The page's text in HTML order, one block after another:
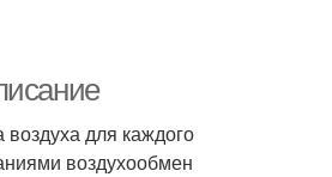
для каждого
воздухообмен